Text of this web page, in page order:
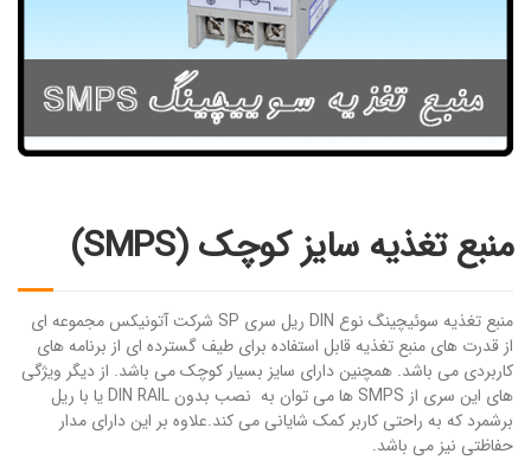
منبع تغذیه سایز کوچک (SMPS)
منبع تغذیه سوئیچینگ نوع DIN ریل سری SP شرکت آتونیکس مجموعه ای
از قدرت های منبع تغذیه قابل استفاده برای طیف گسترده ای از برنامه های
کاربردی می باشد. همچنین دارای سایز بسیار کوچک می باشد. از دیگر ویژگی
های این سری از SMPS ها می توان به نصب بدون DIN RAIL یا با ریل
برشمرد که به راحتی کاربر کمک شایانی می کند.علاوه بر این دارای مدار
حفاظتی نیز می باشد.